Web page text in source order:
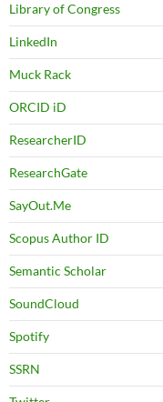
Library of Congress
LinkedIn
Muck Rack
ORCID iD
ResearcherID
ResearchGate
SayOut.Me
Scopus Author ID
Semantic Scholar
SoundCloud
Spotify
SSRN